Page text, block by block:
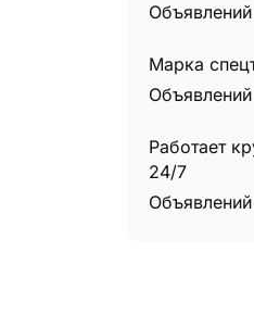
Марка
Работает
24/7